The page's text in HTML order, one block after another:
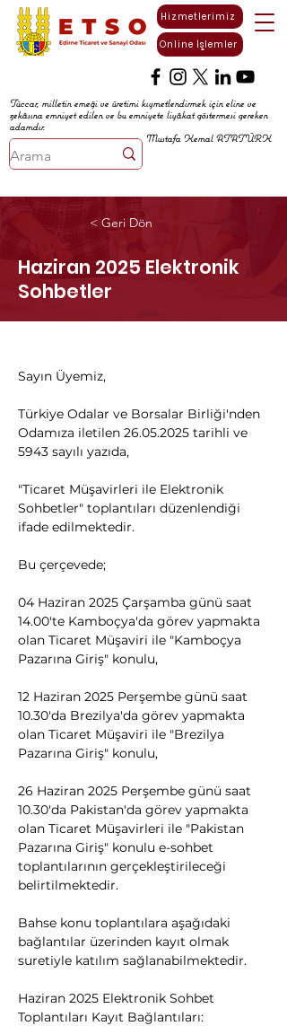
Online İşlemler
Hizmetlerimiz
Tüccar, milletin emeği ve üretimi kıymetlendirmek için eline ve
zekâsına emniyet edilen ve bu emniyete liyâkat göstermesi gereken
adamdır.
Mustafa Kemal ATATÜRK
< Geri Dön
Haziran 2025 Elektronik
Sohbetler
Sayın Üyemiz,
Türkiye Odalar ve Borsalar Birliği'nden
Odamıza iletilen 26.05.2025 tarihli ve
5943 sayılı yazıda,
"Ticaret Müşavirleri ile Elektronik
Sohbetler" toplantıları düzenlendiği
ifade edilmektedir.
Bu çerçevede;
04 Haziran 2025 Çarşamba günü saat
14.00'te Kamboçya'da görev yapmakta
olan Ticaret Müşaviri ile "Kamboçya
Pazarına Giriş" konulu,
12 Haziran 2025 Perşembe günü saat
10.30'da Brezilya'da görev yapmakta
olan Ticaret Müşaviri ile "Brezilya
Pazarına Giriş" konulu,
26 Haziran 2025 Perşembe günü saat
10.30'da Pakistan'da görev yapmakta
olan Ticaret Müşavirleri ile "Pakistan
Pazarına Giriş" konulu e-sohbet
toplantılarının gerçekleştirileceği
belirtilmektedir.
Bahse konu toplantılara aşağıdaki
bağlantılar üzerinden kayıt olmak
suretiyle katılım sağlanabilmektedir.
Haziran 2025 Elektronik Sohbet
Toplantıları Kayıt Bağlantıları: